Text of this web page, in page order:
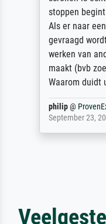
stoppen
Als er naar
gevraagd
werken van
maakt (bvb
Waarom duidt
philip@
September 23,